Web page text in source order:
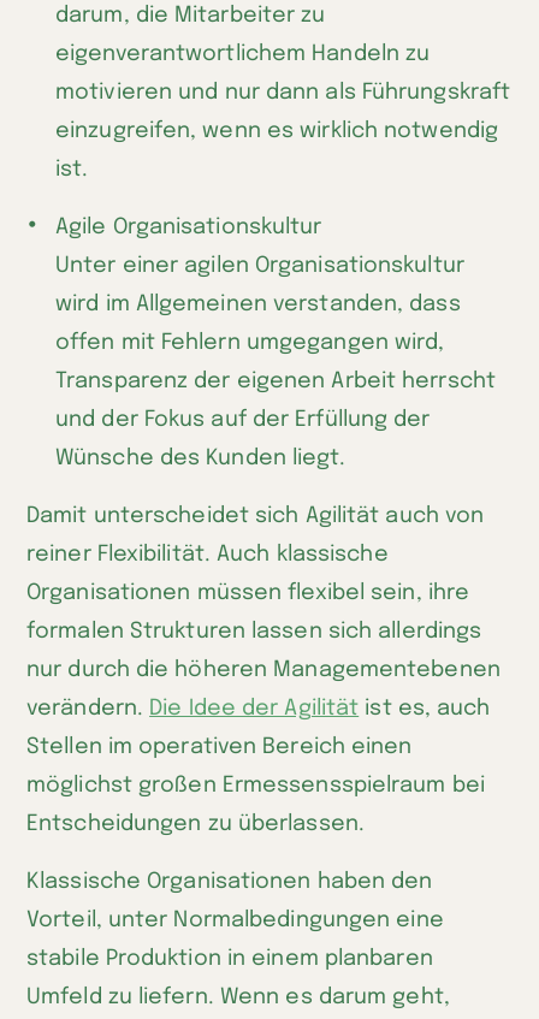
darum, die Mitarbeiter zu
eigenverantwortlichem Handeln zu
motivieren und nur dann als Führungskraft
einzugreifen, wenn es wirklich notwendig
ist.
Agile Organisationskultur
Unter einer agilen Organisationskultur
wird im Allgemeinen verstanden, dass
offen mit Fehlern umgegangen wird,
Transparenz der eigenen Arbeit herrscht
und der Fokus auf der Erfüllung der
Wünsche des Kunden liegt.
Damit unterscheidet sich Agilität auch von
reiner Flexibilität. Auch klassische
Organisationen müssen flexibel sein, ihre
formalen Strukturen lassen sich allerdings
nur durch die höheren Managementebenen
verändern. Die Idee der Agilität ist es, auch
Stellen im operativen Bereich einen
möglichst großen Ermessensspielraum bei
Entscheidungen zu überlassen.
Klassische Organisationen haben den
Vorteil, unter Normalbedingungen eine
stabile Produktion in einem planbaren
Umfeld zu liefern. Wenn es darum geht,